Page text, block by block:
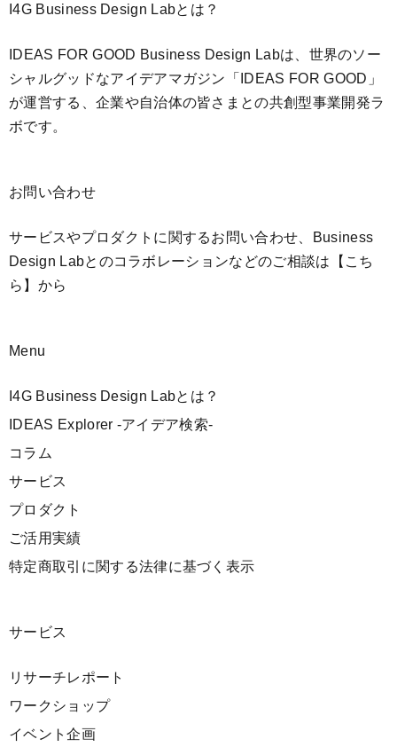
I4G Business Design Labとは？
IDEAS FOR GOOD Business Design Labは、世界のソー
シャルグッドなアイデアマガジン「IDEAS FOR GOOD」
が運営する、企業や自治体の皆さまとの共創型事業開発ラ
ボです。
お問い合わせ
サービスやプロダクトに関するお問い合わせ、Business
Design Labとのコラボレーションなどのご相談は 【こち
ら】 から
Menu
I4G Business Design Labとは？
IDEAS Explorer -アイデア検索-
コラム
サービス
プロダクト
ご活用実績
特定商取引に関する法律に基づく表示
サービス
リサーチレポート
ワークショップ
イベント企画